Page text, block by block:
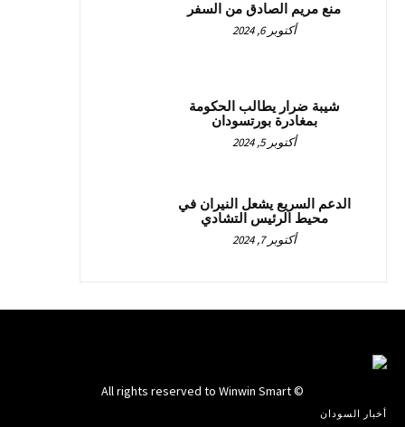
منع مريم الصادق من السفر
أكتوبر 6, 2024
شيبة ضرار يطالب الحكومة
بمغادرة بورتسودان
أكتوبر 5, 2024
الدعم السريع يشعل النيران في
محيط الرئيس التشادي
أكتوبر 7, 2024
© All rights reserved to Winwin Smart
أخبار السودان